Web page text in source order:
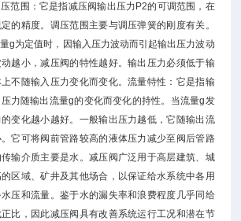
范围：它是指减压阀输出压力P2的可调范围，在
的精度。调压范围主要与调压弹簧的刚度有关。
g为定值时，因输入压力波动而引起输出压力波动
越小，减压阀的特性越好。输出压力必须低于输
不随输入压力变化而变化。流量特性：它是指输
力随输出流量g的变化而变化的持性。当流量g发
变化越小越好。一般输出压力越低，它随输出流
它可将阀前管路较高的液体压力减少至阀后管路
输介质主要是水。减压阀广泛用于高层建筑、城
区域、矿井及其他场合，以保证给水系统中各用
压和流量。鉴于水的漏失率和浪费程度几乎同给
比，因此减压阀具有改善系统运行工况和潜在节